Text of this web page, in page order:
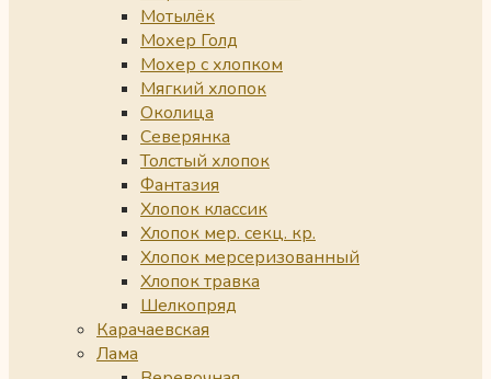
Мотылёк
Мохер Голд
Мохер с хлопком
Мягкий хлопок
Околица
Северянка
Толстый хлопок
Фантазия
Хлопок классик
Хлопок мер. секц. кр.
Хлопок мерсеризованный
Хлопок травка
Шелкопряд
Карачаевская
Лама